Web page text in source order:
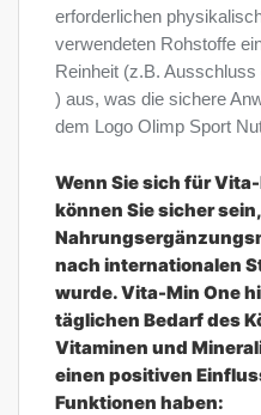
erforderlichen
verwendeten Rohstoffe
Reinheit (z.B.
) aus, was die sichere
dem Logo Olimp Sport
Wenn Sie sich für
können Sie sicher
nach internationalen
wurde. Vita-Min One
täglichen Bedarf des
Vitaminen und
einen positiven
Funktionen haben: